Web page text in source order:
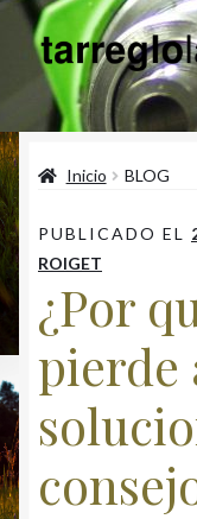
Ir
a
la
navegación
Ir
al
contenido
Quienes Somos
Blog
Articulos
Vertical
Contacto
Cuenta
Inicio BLOG
PUBLICADO EL
ROIGET
¿Por
pierde